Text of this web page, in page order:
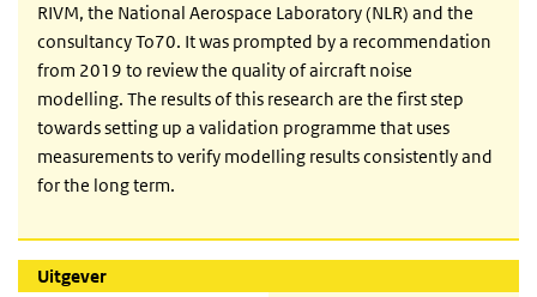
RIVM, the National Aerospace Laboratory (NLR) and the
consultancy To70. It was prompted by a recommendation
from 2019 to review the quality of aircraft noise
modelling. The results of this research are the first step
towards setting up a validation programme that uses
measurements to verify modelling results consistently and
for the long term.
Uitgever